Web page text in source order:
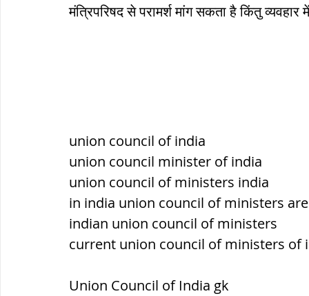
मंत्रिपरिषद से परामर्श मांग सकता है किंतु व्यवहार
union council of india
union council minister of india
union council of ministers india
in india union council of ministers
indian union council of ministers
current union council of ministers of
Union Council of India gk